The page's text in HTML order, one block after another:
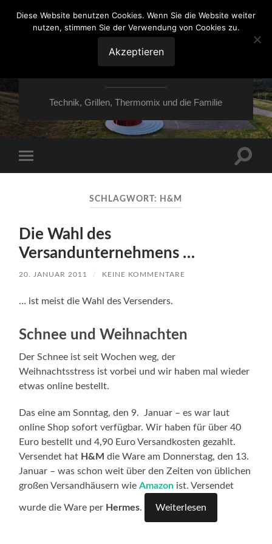
VON ESSEN ÜBER
HESSEN NACH
MOERS
Technik, Grillen, Thermomix und die Familie
Menü
SCHLAGWORT: H&M
Die Wahl des
Versandunternehmens …
20. JANUAR 2011 / KEINE KOMMENTARE
… ist meist die Wahl des Versenders.
Schnee und Weihnachten
Der Schnee ist seit Wochen weg, der
Weihnachtsstress ist vorbei und wir haben mal wieder
etwas online bestellt.
Das eine am Sonntag, den 9. Januar – es war laut
online Shop sofort verfügbar. Wir haben für über 40
Euro bestellt und 4,90 Euro Versandkosten gezahlt.
Versendet hat H&M die Ware am Donnerstag, den 13.
Januar – was schon weit über den Zeiten von üblichen
großen Versandhäusern wieAmazon ist. Versendet
wurde die Ware per Hermes. Weiterlesen
Diese Website benutzen Cookies. Wenn Sie die Website weiter
nutzen, stimmen Sie der Verwendung von Cookies zu.
Akzeptieren